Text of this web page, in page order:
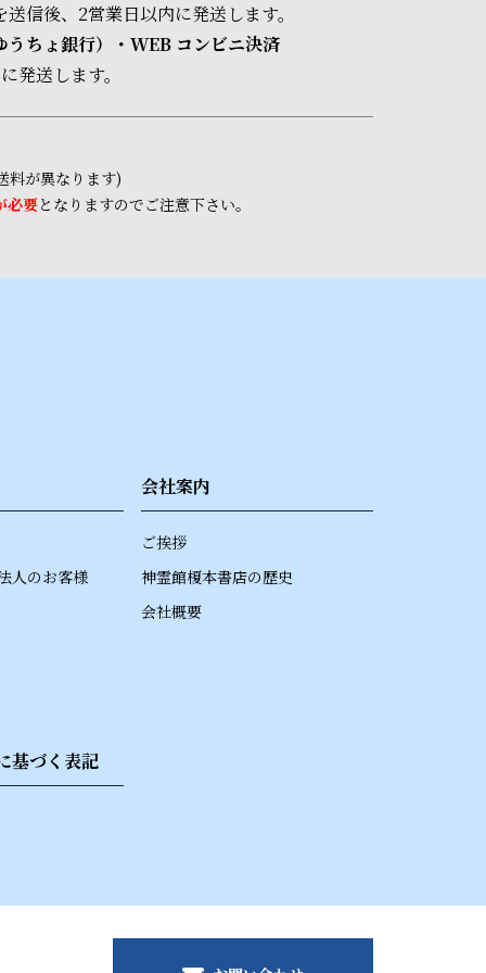
信後、2営業日以内に発送します。
ちょ銀行）・WEB コンビニ決済
発送します。
料が異なります)
必要となりますのでご注意下さい。
人のお客様
会社案内
ご挨拶
神霊館榎本書店の歴史
会社概要
基づく表記